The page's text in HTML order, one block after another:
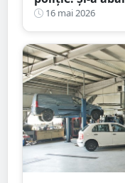
printre blocuri
16 mai 2026